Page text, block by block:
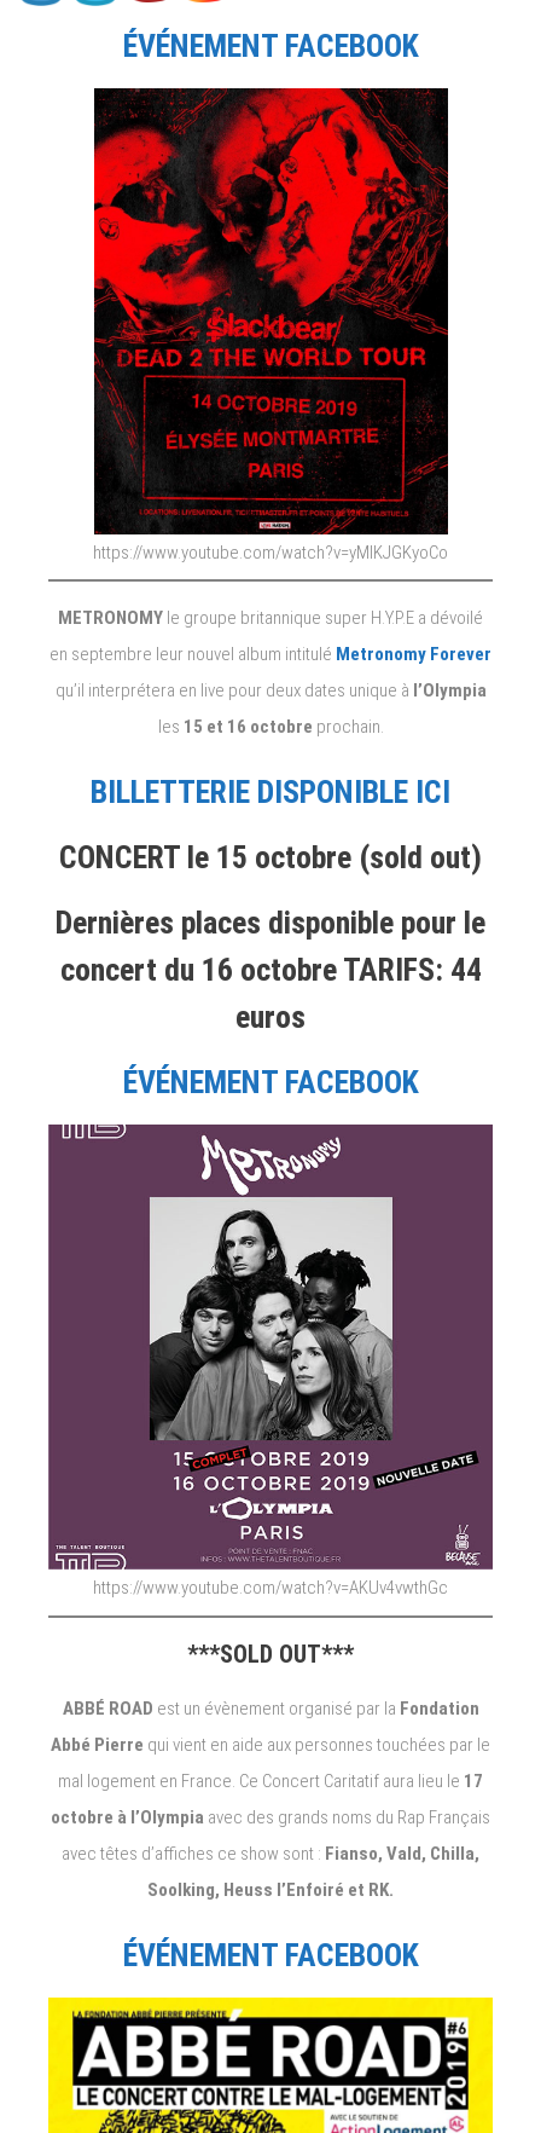
Tayc,
Abbé
Road,
Radar.
ÉVÉNEMENT FACEBOOK
https://www.youtube.com/watch?v=yMlKJGKyoCo
METRONOMY le groupe britannique super H.Y.P.E a dévoilé
en septembre leur nouvel album intitulé Metronomy Forever
qu’il interprétera en live pour deux dates unique à l’Olympia
les 15 et 16 octobre prochain.
BILLETTERIE DISPONIBLE ICI
CONCERT le 15 octobre (sold out)
Dernières places disponible pour le
concert du 16 octobre TARIFS: 44
euros
ÉVÉNEMENT FACEBOOK
https://www.youtube.com/watch?v=AKUv4vwthGc
***SOLD OUT***
ABBÉ ROAD est un évènement organisé par la Fondation
Abbé Pierre qui vient en aide aux personnes touchées par le
mal logement en France. Ce Concert Caritatif aura lieu le 17
octobre à l’Olympia avec des grands noms du Rap Français
avec têtes d’affiches ce show sont : Fianso, Vald, Chilla,
Soolking, Heuss l’Enfoiré et RK.
ÉVÉNEMENT FACEBOOK